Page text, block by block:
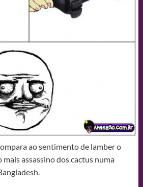
ao sentimento de lamber o
assassino dos cactus numa